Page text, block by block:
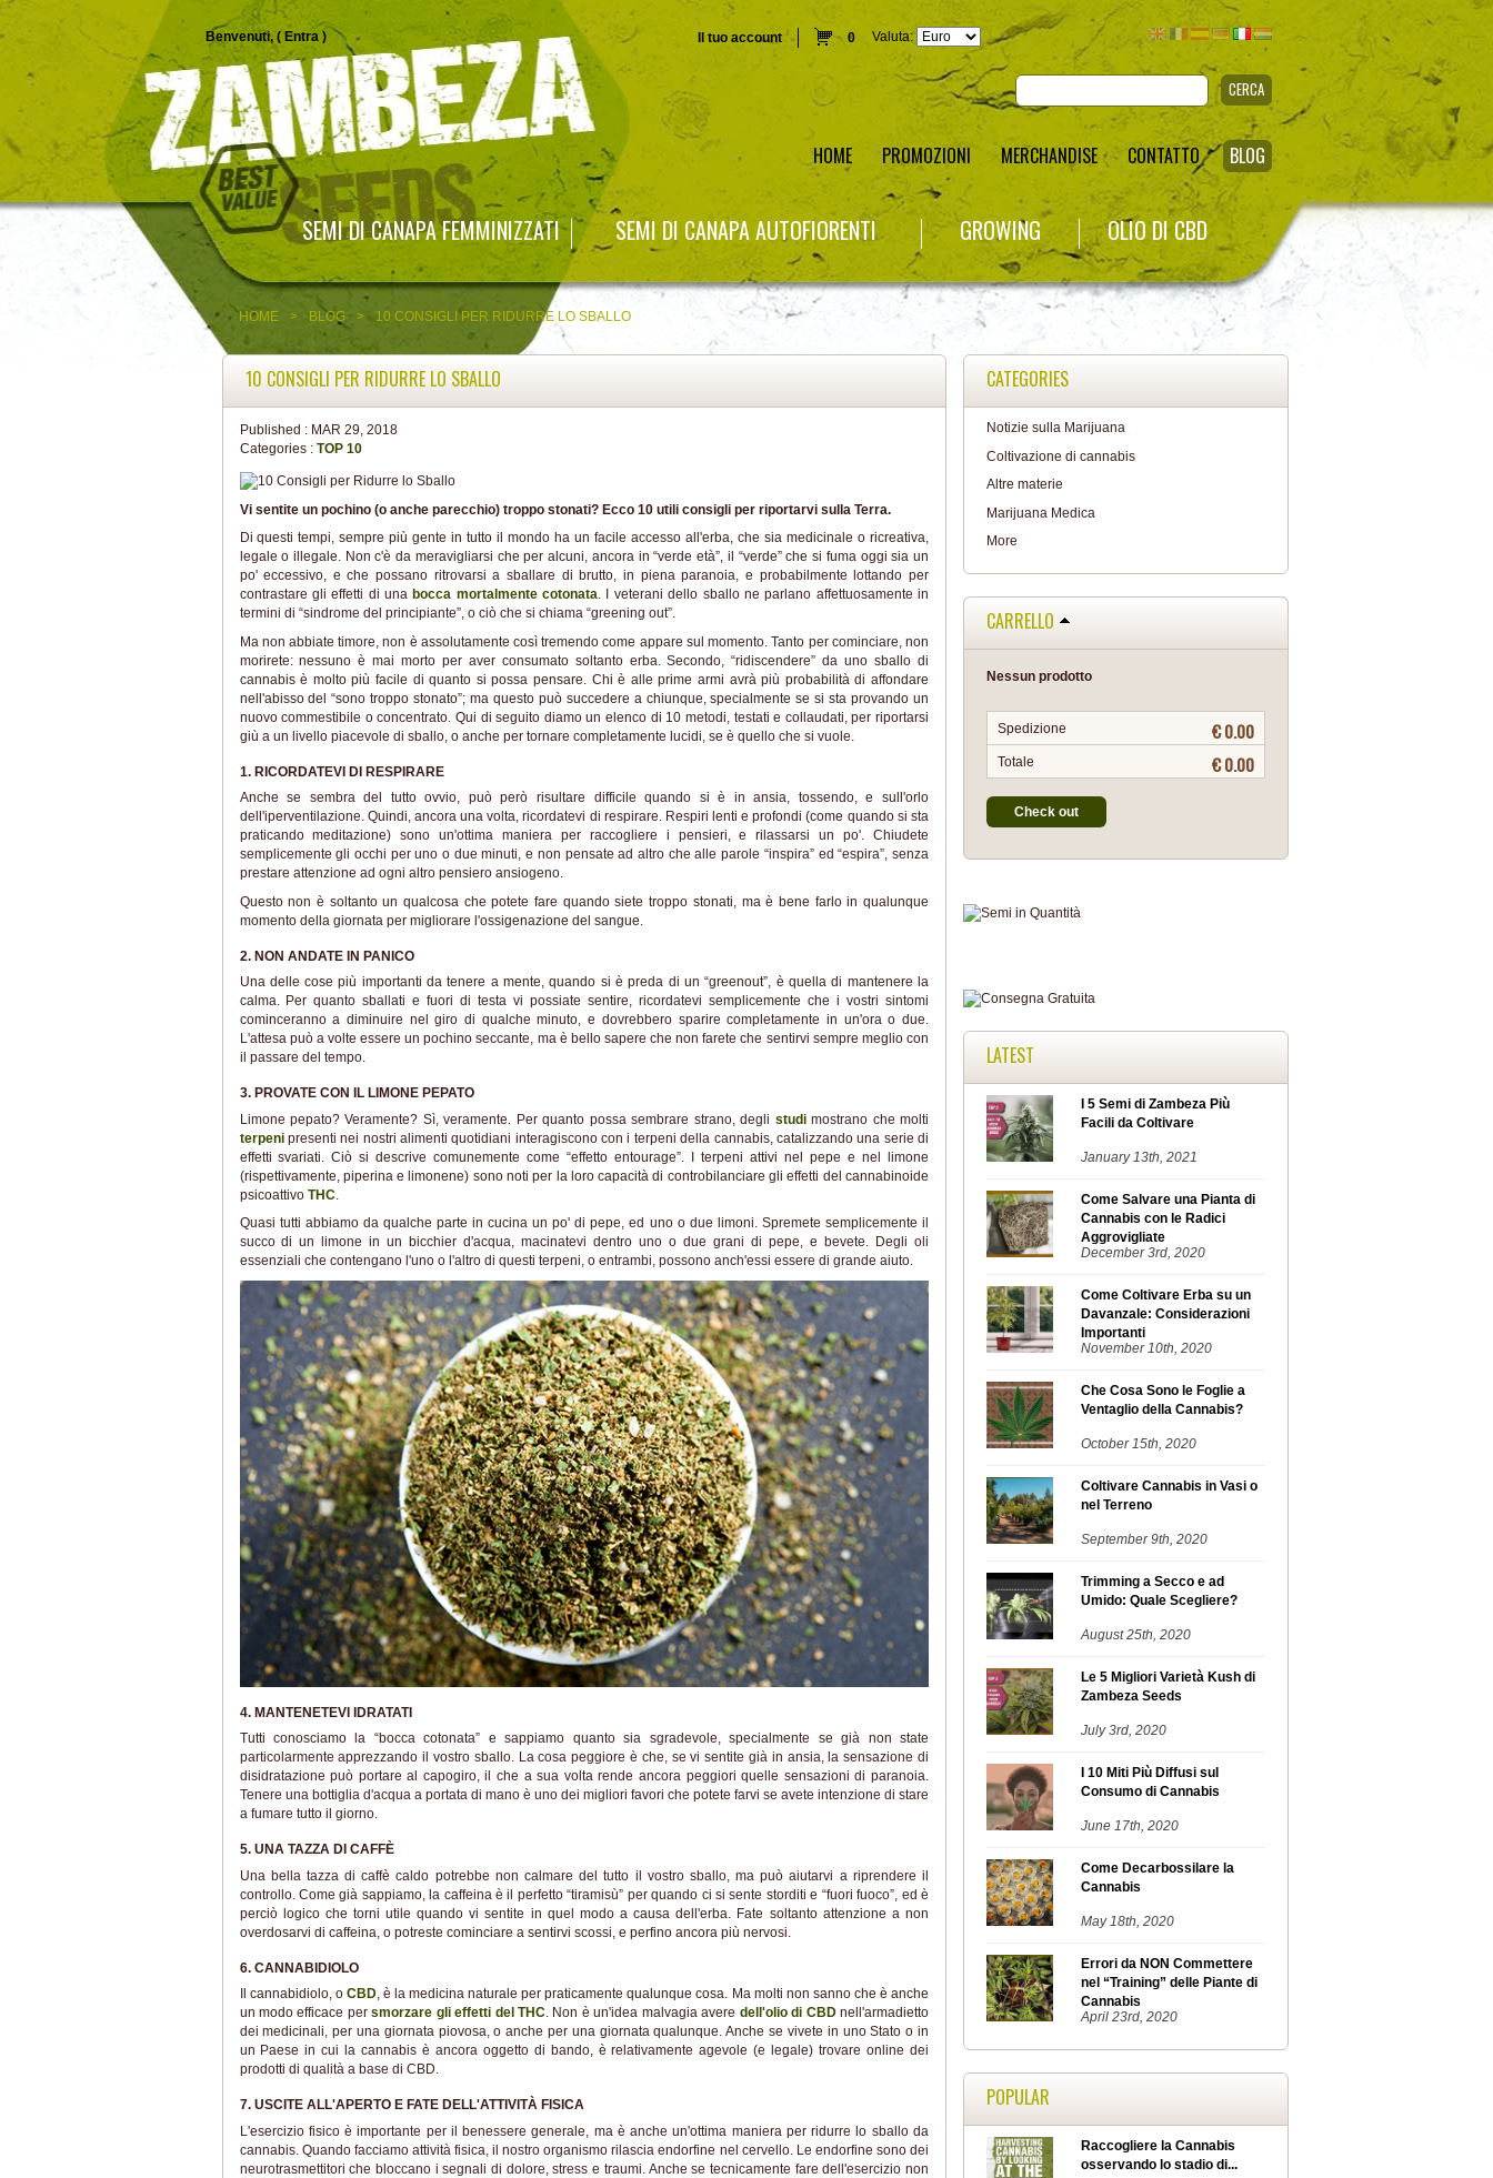
Benvenuti, ( Entra) Il tuo account 0 Valuta:
CERCA
HOME PROMOZIONI MERCHANDISE CONTATTO BLOG
SEMI DI CANAPA FEMMINIZZATI SEMI DI CANAPA AUTOFIORENTI GROWING OLIO DI CBD
HOME > BLOG > 10 CONSIGLI PER RIDURRE LO SBALLO
10 CONSIGLI PER RIDURRE LO SBALLO
Published : MAR 29, 2018
Categories : TOP 10
Vi sentite un pochino (o anche parecchio) troppo stonati? Ecco 10 utili consigli per riportarvi sulla Terra.
Di questi tempi, sempre più gente in tutto il mondo ha un facile accesso all'erba, che sia medicinale o ricreativa,
legale o illegale. Non c'è da meravigliarsi che per alcuni, ancora in “verde età”, il “verde” che si fuma oggi sia un
po' eccessivo, e che possano ritrovarsi a sballare di brutto, in piena paranoia, e probabilmente lottando per
contrastare gli effetti di una bocca mortalmente cotonata. I veterani dello sballo ne parlano affettuosamente in
termini di “sindrome del principiante”, o ciò che si chiama “greening out”.
Ma non abbiate timore, non è assolutamente così tremendo come appare sul momento. Tanto per cominciare, non
morirete: nessuno è mai morto per aver consumato soltanto erba. Secondo, “ridiscendere” da uno sballo di
cannabis è molto più facile di quanto si possa pensare. Chi è alle prime armi avrà più probabilità di affondare
nell'abisso del “sono troppo stonato”; ma questo può succedere a chiunque, specialmente se si sta provando un
nuovo commestibile o concentrato. Qui di seguito diamo un elenco di 10 metodi, testati e collaudati, per riportarsi
giù a un livello piacevole di sballo, o anche per tornare completamente lucidi, se è quello che si vuole.
1. RICORDATEVI DI RESPIRARE
Anche se sembra del tutto ovvio, può però risultare difficile quando si è in ansia, tossendo, e sull'orlo
dell'iperventilazione. Quindi, ancora una volta, ricordatevi di respirare. Respiri lenti e profondi (come quando si sta
praticando meditazione) sono un'ottima maniera per raccogliere i pensieri, e rilassarsi un po'. Chiudete
semplicemente gli occhi per uno o due minuti, e non pensate ad altro che alle parole “inspira” ed “espira”, senza
prestare attenzione ad ogni altro pensiero ansiogeno.
Questo non è soltanto un qualcosa che potete fare quando siete troppo stonati, ma è bene farlo in qualunque
momento della giornata per migliorare l'ossigenazione del sangue.
2. NON ANDATE IN PANICO
Una delle cose più importanti da tenere a mente, quando si è preda di un “greenout”, è quella di mantenere la
calma. Per quanto sballati e fuori di testa vi possiate sentire, ricordatevi semplicemente che i vostri sintomi
cominceranno a diminuire nel giro di qualche minuto, e dovrebbero sparire completamente in un'ora o due.
L'attesa può a volte essere un pochino seccante, ma è bello sapere che non farete che sentirvi sempre meglio con
il passare del tempo.
3. PROVATE CON IL LIMONE PEPATO
Limone pepato? Veramente? Sì, veramente. Per quanto possa sembrare strano, degli studimostrano che molti
terpeni presenti nei nostri alimenti quotidiani interagiscono con i terpeni della cannabis, catalizzando una serie di
effetti svariati. Ciò si descrive comunemente come “effetto entourage”. I terpeni attivi nel pepe e nel limone
(rispettivamente, piperina e limonene) sono noti per la loro capacità di controbilanciare gli effetti del cannabinoide
psicoattivo THC.
Quasi tutti abbiamo da qualche parte in cucina un po' di pepe, ed uno o due limoni. Spremete semplicemente il
succo di un limone in un bicchier d'acqua, macinatevi dentro uno o due grani di pepe, e bevete. Degli oli
essenziali che contengano l'uno o l'altro di questi terpeni, o entrambi, possono anch'essi essere di grande aiuto.
4. MANTENETEVI IDRATATI
Tutti conosciamo la “bocca cotonata” e sappiamo quanto sia sgradevole, specialmente se già non state
particolarmente apprezzando il vostro sballo. La cosa peggiore è che, se vi sentite già in ansia, la sensazione di
disidratazione può portare al capogiro, il che a sua volta rende ancora peggiori quelle sensazioni di paranoia.
Tenere una bottiglia d'acqua a portata di mano è uno dei migliori favori che potete farvi se avete intenzione di stare
a fumare tutto il giorno.
5. UNA TAZZA DI CAFFÈ
Una bella tazza di caffè caldo potrebbe non calmare del tutto il vostro sballo, ma può aiutarvi a riprendere il
controllo. Come già sappiamo, la caffeina è il perfetto “tiramisù” per quando ci si sente storditi e “fuori fuoco”, ed è
perciò logico che torni utile quando vi sentite in quel modo a causa dell'erba. Fate soltanto attenzione a non
overdosarvi di caffeina, o potreste cominciare a sentirvi scossi, e perfino ancora più nervosi.
6. CANNABIDIOLO
Il cannabidiolo, oCBD, è la medicina naturale per praticamente qualunque cosa. Ma molti non sanno che è anche
un modo efficace persmorzare gli effetti del THC. Non è un'idea malvagia avere dell'olio di CBDnell'armadietto
dei medicinali, per una giornata piovosa, o anche per una giornata qualunque. Anche se vivete in uno Stato o in
un Paese in cui la cannabis è ancora oggetto di bando, è relativamente agevole (e legale) trovare online dei
prodotti di qualità a base di CBD.
7. USCITE ALL'APERTO E FATE DELL'ATTIVITÀ FISICA
L'esercizio fisico è importante per il benessere generale, ma è anche un'ottima maniera per ridurre lo sballo da
cannabis. Quando facciamo attività fisica, il nostro organismo rilascia endorfine nel cervello. Le endorfine sono dei
neurotrasmettitori che bloccano i segnali di dolore, stress e traumi. Anche se tecnicamente fare dell'esercizio non
CATEGORIES
Notizie sulla Marijuana
Coltivazione di cannabis
Altre materie
Marijuana Medica
More
CARRELLO
Nessun prodotto
Spedizione € 0.00
Totale € 0.00
Check out
LATEST
I 5 Semi di Zambeza Più
Facili da Coltivare
January 13th, 2021
Come Salvare una Pianta di
Cannabis con le Radici
Aggrovigliate
December 3rd, 2020
Come Coltivare Erba su un
Davanzale: Considerazioni
Importanti
November 10th, 2020
Che Cosa Sono le Foglie a
Ventaglio della Cannabis?
October 15th, 2020
Coltivare Cannabis in Vasi o
nel Terreno
September 9th, 2020
Trimming a Secco e ad
Umido: Quale Scegliere?
August 25th, 2020
Le 5 Migliori Varietà Kush di
Zambeza Seeds
July 3rd, 2020
I 10 Miti Più Diffusi sul
Consumo di Cannabis
June 17th, 2020
Come Decarbossilare la
Cannabis
May 18th, 2020
Errori da NON Commettere
nel “Training” delle Piante di
Cannabis
April 23rd, 2020
POPULAR
Raccogliere la Cannabis
osservando lo stadio di...